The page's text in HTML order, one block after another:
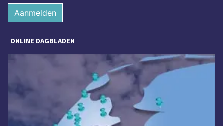
Aanmelden
ONLINE DAGBLADEN